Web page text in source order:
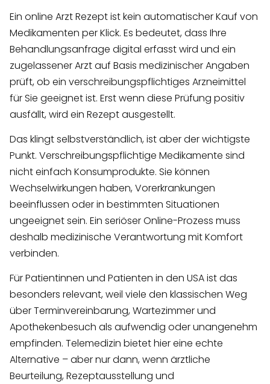
Ein online Arzt Rezept ist kein automatischer Kauf von
Medikamenten per Klick. Es bedeutet, dass Ihre
Behandlungsanfrage digital erfasst wird und ein
zugelassener Arzt auf Basis medizinischer Angaben
prüft, ob ein verschreibungspflichtiges Arzneimittel
für Sie geeignet ist. Erst wenn diese Prüfung positiv
ausfällt, wird ein Rezept ausgestellt.
Das klingt selbstverständlich, ist aber der wichtigste
Punkt. Verschreibungspflichtige Medikamente sind
nicht einfach Konsumprodukte. Sie können
Wechselwirkungen haben, Vorerkrankungen
beeinflussen oder in bestimmten Situationen
ungeeignet sein. Ein seriöser Online-Prozess muss
deshalb medizinische Verantwortung mit Komfort
verbinden.
Für Patientinnen und Patienten in den USA ist das
besonders relevant, weil viele den klassischen Weg
über Terminvereinbarung, Wartezimmer und
Apothekenbesuch als aufwendig oder unangenehm
empfinden. Telemedizin bietet hier eine echte
Alternative – aber nur dann, wenn ärztliche
Beurteilung, Rezeptausstellung und